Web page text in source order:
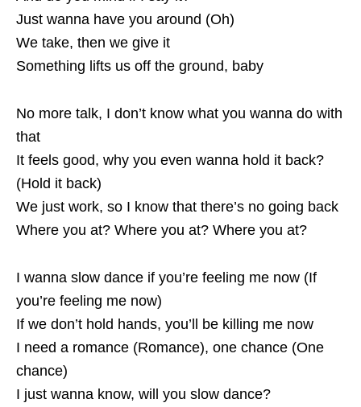
Just wanna have you around (Oh)
We take, then we give it
Something lifts us off the ground, baby
No more talk, I don’t know what you wanna do with
that
It feels good, why you even wanna hold it back?
(Hold it back)
We just work, so I know that there’s no going back
Where you at? Where you at? Where you at?
I wanna slow dance if you’re feeling me now (If
you’re feeling me now)
If we don’t hold hands, you’ll be killing me now
I need a romance (Romance), one chance (One
chance)
I just wanna know, will you slow dance?